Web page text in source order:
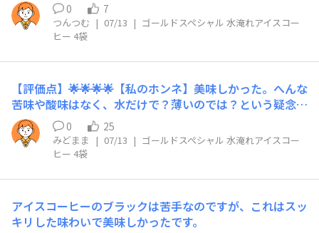
0 7
つんつむ | 07/13 | ゴールドスペシャル 水淹れアイスコー
ヒー 4袋
【評価点】🌟🌟🌟🌟【私のホンネ】美味しかった。へんな
苦味や酸味はなく、水だけで？薄いのでは？という疑念は
ふっ飛びました。【リピート】あり【こんな時におすす
め】旦那がボトルコーヒーを水筒に入れて出勤し、会社に
到着したときの最初の水分補給にしていますが、夜のうち
うにしてあげようと思います🥰
0 25
みどまま | 07/13 | ゴールドスペシャル 水淹れアイスコー
ヒー 4袋
アイスコーヒーのブラックは苦手なのですが、これはスッ
キリした味わいで美味しかったです。